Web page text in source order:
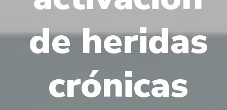
de heridas
crónicas
He leído y acepto la política de privacidad.